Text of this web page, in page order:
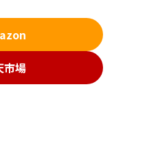
市場